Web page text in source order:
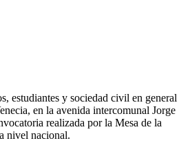
estudiantes y sociedad civil en general
en la avenida intercomunal Jorge
realizada por la Mesa de la
nivel nacional.